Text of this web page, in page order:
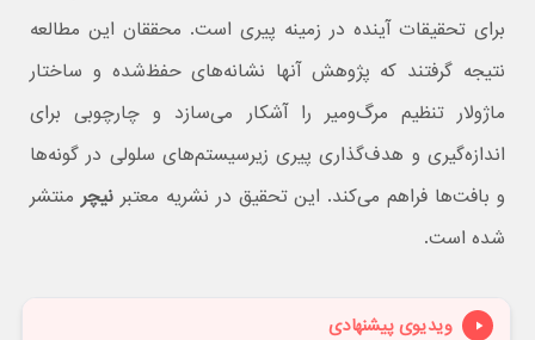
برای تحقیقات آینده در زمینه پیری است. محققان این مطالعه
نتیجه گرفتند که پژوهش آنها نشانه‌های حفظ‌شده و ساختار
ماژولار تنظیم مرگ‌ومیر را آشکار می‌سازد و چارچوبی برای
اندازه‌گیری و هدف‌گذاری پیری زیرسیستم‌های سلولی در گونه‌ها
و بافت‌ها فراهم می‌کند. این تحقیق در نشریه معتبر نیچرمنتشر
شده است.
ویدیوی پیشنهادی